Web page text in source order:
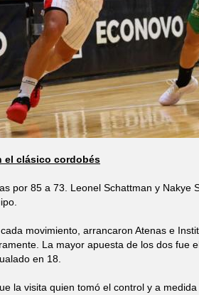
el clásico cordobés
por 85 a 73. Leonel Schattman y Nakye
movimiento, arrancaron Atenas e
La mayor apuesta de los dos fue
en 18.
la visita quien tomó el control y a